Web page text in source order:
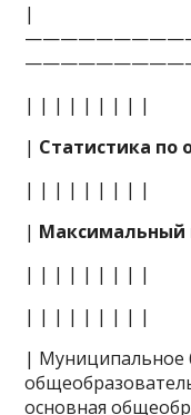
|
| | | | | | | | |
| Статистика по
| | | | | | | | |
| Максимальный
| | | | | | | | |
| | | | | | | | |
| Муниципальное
основная